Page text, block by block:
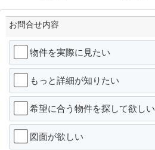
お問合せ内容
物件を実際に見たい
もっと詳細が知りたい
希望に合う物件を探して欲しい
図面が欲しい